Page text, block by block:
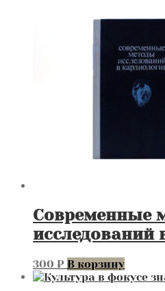
Современные
исследований
300 ₽ В корзину